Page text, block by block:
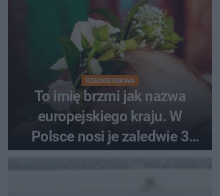
RZADKIE IMIONA
To imię brzmi jak nazwa
europejskiego kraju. W
Polsce nosi je zaledwie 3
kobiety